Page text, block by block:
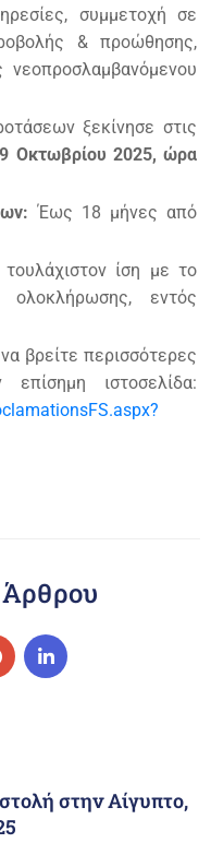
συμμετοχή σε
& προώθησης,
ξεκίνησε στις
9 Οκτωβρίου 2025, ώρα
Έως 18 μήνες από
ίση με το
εντός
βρείτε περισσότερες
ιστοσελίδα:
στην Αίγυπτο,